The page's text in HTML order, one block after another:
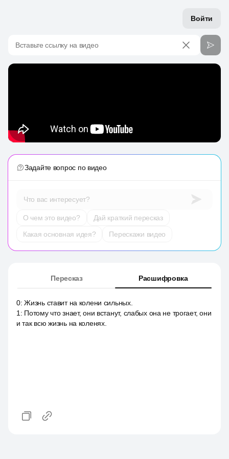
Войти
Вставьте ссылку на видео
Задайте вопрос по видео
Что вас интересует?
О чем это видео?
Дай краткий пересказ
Какая основная идея?
Перескажи видео
Пересказ Расшифровка
0:Жизнь ставит на колени сильных.
1 : Потому что знает, они встанут, слабых она не трогает, они
и так всю жизнь на коленях.